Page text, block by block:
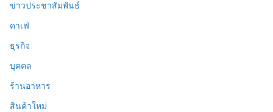
ข่าวประชาสัมพันธ์
คาเฟ่
ธุรกิจ
บุคคล
ร้านอาหาร
สินค้าใหม่